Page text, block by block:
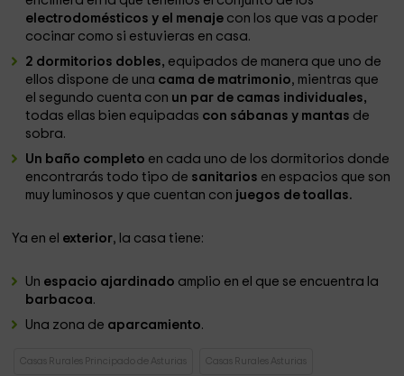
electrodomésticos y el menaje con los que vas a poder
cocinar como si estuvieras en casa.
2 dormitorios dobles, equipados de manera que uno de
ellos dispone de una cama de matrimonio, mientras que
el segundo cuenta con un par de camas individuales,
todas ellas bien equipadas con sábanas y mantas de
sobra.
Un baño completo en cada uno de los dormitorios donde
encontrarás todo tipo de sanitarios en espacios que son
muy luminosos y que cuentan con juegos de toallas.
Ya en el exterior, la casa tiene:
Un espacio ajardinado amplio en el que se encuentra la
barbacoa.
Una zona de aparcamiento.
Casas Rurales Principado de Asturias Casas Rurales Asturias